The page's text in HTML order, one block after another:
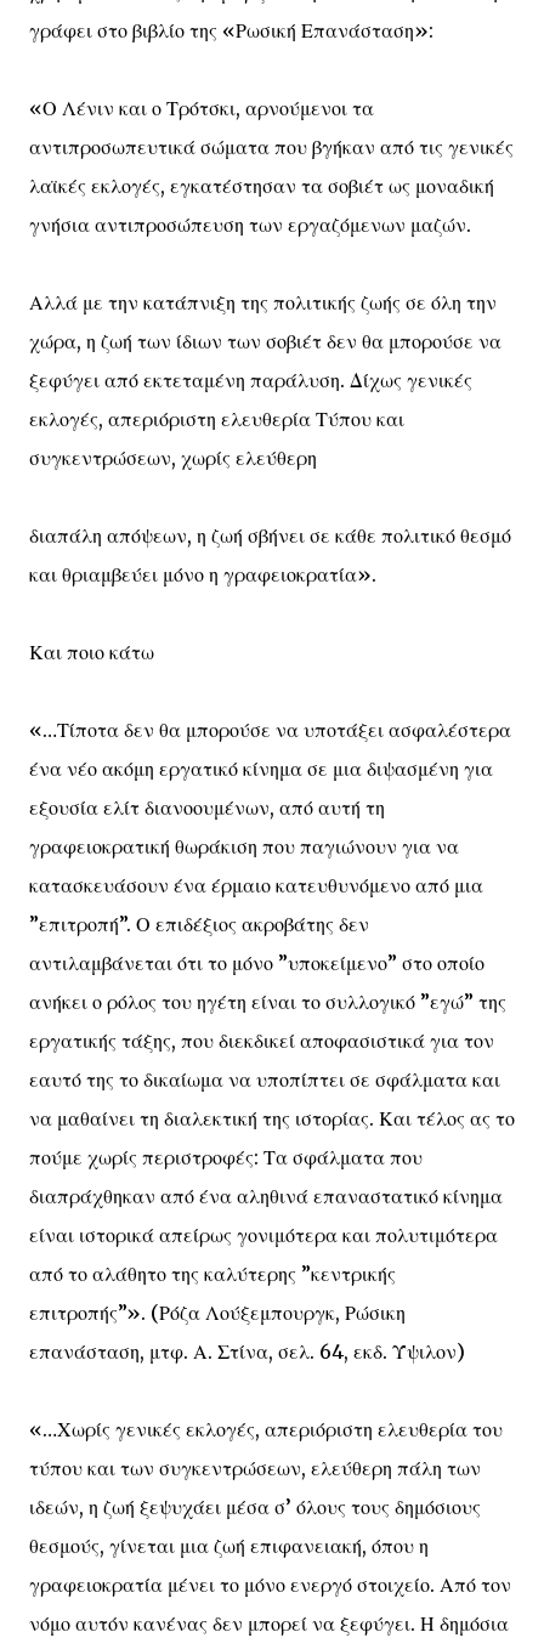
γράφει στο βιβλίο της «Ρωσική Επανάσταση»:
«Ο Λένιν και ο Τρότσκι, αρνούμενοι τα
αντιπροσωπευτικά σώματα που βγήκαν από τις γενικές
λαϊκές εκλογές, εγκατέστησαν τα σοβιέτ ως μοναδική
γνήσια αντιπροσώπευση των εργαζόμενων μαζών.
Αλλά με την κατάπνιξη της πολιτικής ζωής σε όλη την
χώρα, η ζωή των ίδιων των σοβιέτ δεν θα μπορούσε να
ξεφύγει από εκτεταμένη παράλυση. Δίχως γενικές
εκλογές, απεριόριστη ελευθερία Τύπου και
συγκεντρώσεων, χωρίς ελεύθερη
διαπάλη απόψεων, η ζωή σβήνει σε κάθε πολιτικό θεσμό
και θριαμβεύει μόνο η γραφειοκρατία».
Και ποιο κάτω
«…Τίποτα δεν θα μπορούσε να υποτάξει ασφαλέστερα
ένα νέο ακόμη εργατικό κίνημα σε μια διψασμένη για
εξουσία ελίτ διανοουμένων, από αυτή τη
γραφειοκρατική θωράκιση που παγιώνουν για να
κατασκευάσουν ένα έρμαιο κατευθυνόμενο από μια
”επιτροπή”. Ο επιδέξιος ακροβάτης δεν
αντιλαμβάνεται ότι το μόνο ”υποκείμενο” στο οποίο
ανήκει ο ρόλος του ηγέτη είναι το συλλογικό ”εγώ” της
εργατικής τάξης, που διεκδικεί αποφασιστικά για τον
εαυτό της το δικαίωμα να υποπίπτει σε σφάλματα και
να μαθαίνει τη διαλεκτική της ιστορίας. Και τέλος ας το
πούμε χωρίς περιστροφές: Τα σφάλματα που
διαπράχθηκαν από ένα αληθινά επαναστατικό κίνημα
είναι ιστορικά απείρως γονιμότερα και πολυτιμότερα
από το αλάθητο της καλύτερης ”κεντρικής
επιτροπής”». (Ρόζα Λούξεμπουργκ, Ρώσικη
επανάσταση, μτφ. Α. Στίνα, σελ. 64, εκδ. Ύψιλον)
«…Χωρίς γενικές εκλογές, απεριόριστη ελευθερία του
τύπου και των συγκεντρώσεων, ελεύθερη πάλη των
ιδεών, η ζωή ξεψυχάει μέσα σ’ όλους τους δημόσιους
θεσμούς, γίνεται μια ζωή επιφανειακή, όπου η
γραφειοκρατία μένει το μόνο ενεργό στοιχείο. Από τον
νόμο αυτόν κανένας δεν μπορεί να ξεφύγει. Η δημόσια